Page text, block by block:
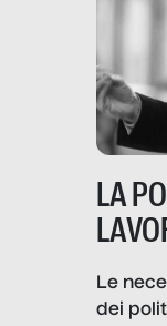
LA
Le
dei